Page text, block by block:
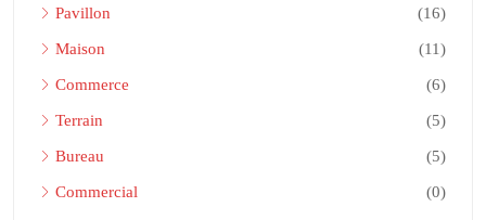
Pavillon (16)
Maison (11)
Commerce (6)
Terrain (5)
Bureau (5)
Commercial (0)